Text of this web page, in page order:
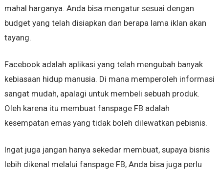
mahal harganya. Anda bisa mengatur sesuai dengan
budget yang telah disiapkan dan berapa lama iklan akan
tayang.
Facebook adalah aplikasi yang telah mengubah banyak
kebiasaan hidup manusia. Di mana memperoleh informasi
sangat mudah, apalagi untuk membeli sebuah produk.
Oleh karena itu membuat fanspage FB adalah
kesempatan emas yang tidak boleh dilewatkan pebisnis.
Ingat juga jangan hanya sekedar membuat, supaya bisnis
lebih dikenal melalui fanspage FB, Anda bisa juga perlu